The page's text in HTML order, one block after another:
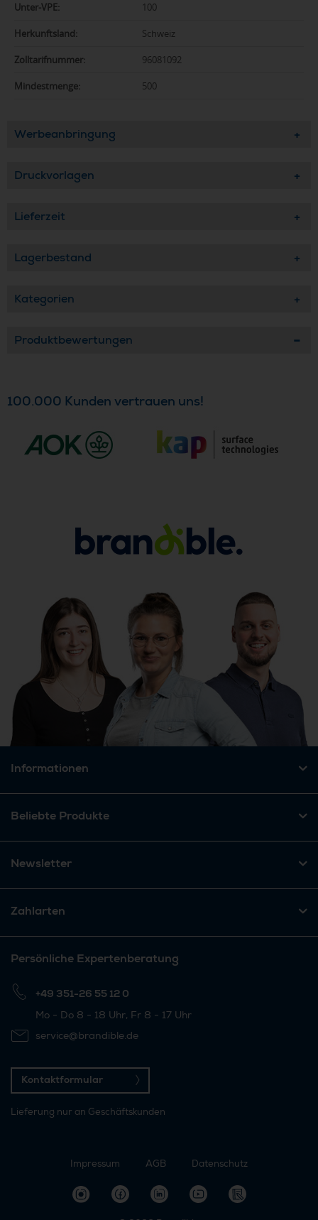
Unter-VPE: 100
Herkunftsland: Schweiz
Zolltarifnummer: 96081092
Mindestmenge: 500
Werbeanbringung
Druckvorlagen
Lieferzeit
Lagerbestand
Kategorien
Produktbewertungen
100.000 Kunden vertrauen uns!
Informationen
Beliebte Produkte
Newsletter
Zahlarten
Persönliche Expertenberatung
+49 351-26 55 12 0
Mo - Do 8 - 18 Uhr, Fr 8 - 17 Uhr
service@brandible.de
Kontaktformular
Lieferung nur an Geschäftskunden
Impressum AGB Datenschutz